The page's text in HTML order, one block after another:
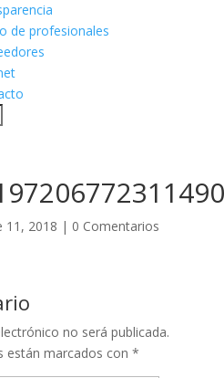
de profesionales
11, 2018 | 0 Comentarios
no será publicada.
están marcados con *